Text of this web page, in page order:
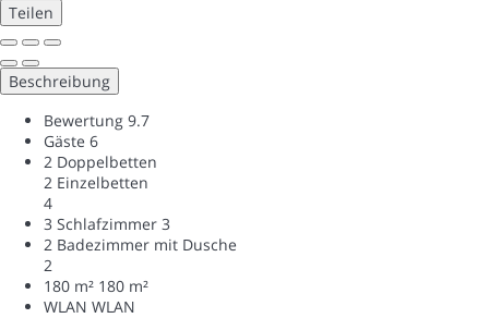
Teilen
Beschreibung
Bewertung 9.7
Gäste 6
2 Doppelbetten
2 Einzelbetten
4
3 Schlafzimmer 3
2 Badezimmer mit Dusche
2
180 m² 180 m²
WLAN WLAN